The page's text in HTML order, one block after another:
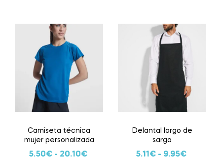
Camiseta técnica
mujer personalizada
5.50€- 20.10€
Delantal largo de
sarga
5.11€- 9.95€